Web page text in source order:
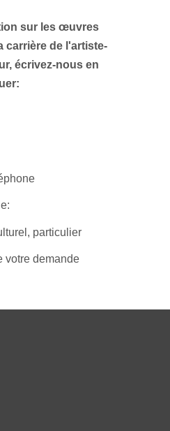
sur les œuvres
carrière de l'artiste-
écrivez-nous en
particulier
votre demande